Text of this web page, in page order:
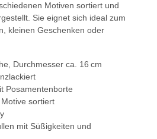
Motiven sortiert und
Sie eignet sich ideal zum
kleinen Geschenken oder
Durchmesser ca. 16 cm
Posamentenborte
sortiert
mit Süßigkeiten und